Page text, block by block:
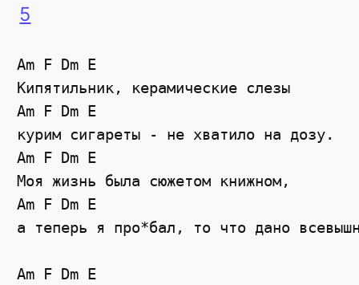
5
Am F Dm E
Кипятильник, керамические слезы
Am F Dm E
курим сигареты - не хватило на дозу.
Am F Dm E
Моя жизнь была сюжетом книжном,
Am F Dm E
а теперь я про*бал, то что дано
Am F Dm E